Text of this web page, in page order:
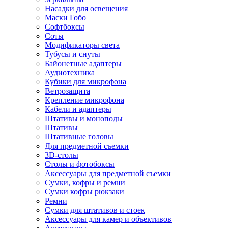
Насадки для освещения
Маски Гобо
Софтбоксы
Соты
Модификаторы света
Тубусы и снуты
Байонетные адаптеры
Аудиотехника
Кубики для микрофона
Ветрозащита
Крепление микрофона
Кабели и адаптеры
Штативы и моноподы
Штативы
Штативные головы
Для предметной съемки
3D-столы
Столы и фотобоксы
Аксессуары для предметной съемки
Сумки, кофры и ремни
Сумки кофры рюкзаки
Ремни
Сумки для штативов и стоек
Аксессуары для камер и объективов